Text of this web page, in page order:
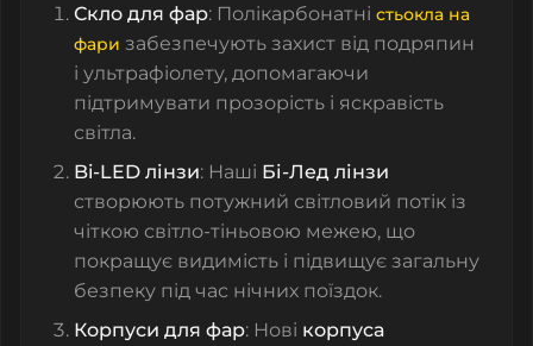
Скло для фар: Полікарбонатні стьокла на
фари забезпечують захист від подряпин
і ультрафіолету, допомагаючи
підтримувати прозорість і яскравість
світла.
Bi-LED лінзи: Наші Бі-Лед лінзи
створюють потужний світловий потік із
чіткою світло-тіньовою межею, що
покращує видимість і підвищує загальну
безпеку під час нічних поїздок.
Корпуси для фар: Нові корпуса